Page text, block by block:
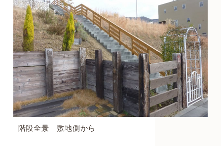
階段全景 敷地側から